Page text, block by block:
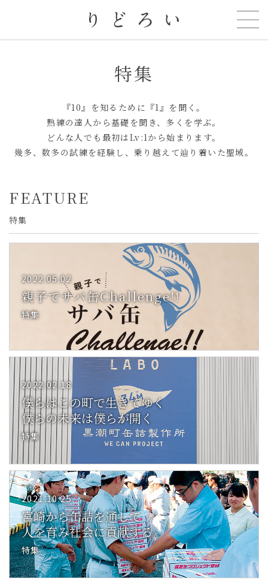
特集
『10』を知るために『1』を聞く。
熟練の達人から基礎を聞き、多くを学ぶ。
どんな人でも最初はLv:1から始まります。
幾多、数多の試練を経験し、 乗り越えて辿り着いた聖域。
FEATURE
特集
2022.05.02
親子でサバ缶Challenge!!
特集
2022.02.18
僕らはこの町で生きてゆく
僕らの未来は僕らが開く
特集
2021.10.25
宮崎から缶詰を通して
人を育み社会に貢献する。
特集